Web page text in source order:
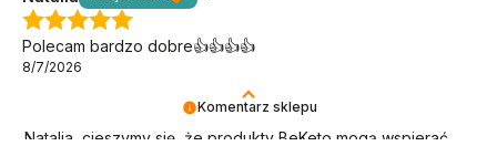
Komentarz sklepu
Natalia, cieszymy się, że produkty BeKeto mogą wspierać
Polecam bardzo dobre👍️👍️👍️👍️
8/7/2026